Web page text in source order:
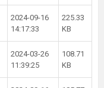
2024-09-16
14:17:33
225.33
KB
2024-03-26
11:39:25
108.71
KB